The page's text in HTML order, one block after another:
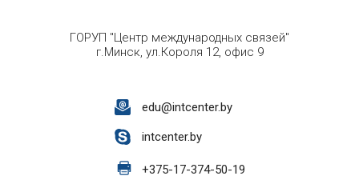
ГОРУП "Центр международных связей"
г.Минск, ул.Короля 12, офис 9
edu@intcenter.by
intcenter.by
+375-17-374-50-19